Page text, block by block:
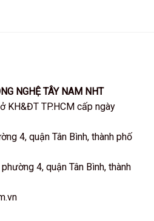
NGHỆ TÂY NAM NHT
KH&ĐT TP.HCM cấp ngày
4, quận Tân Bình, thành phố
4, quận Tân Bình, thành